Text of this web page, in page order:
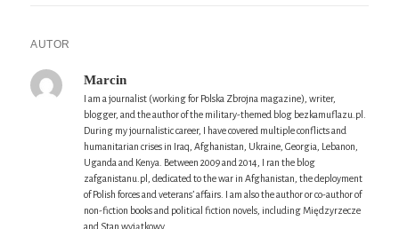
AUTOR
Marcin
I am a journalist (working for Polska Zbrojna magazine), writer,
blogger, and the author of the military-themed blog bezkamuflazu.pl.
During my journalistic career, I have covered multiple conflicts and
humanitarian crises in Iraq, Afghanistan, Ukraine, Georgia, Lebanon,
Uganda and Kenya. Between 2009 and 2014, I ran the blog
zafganistanu.pl, dedicated to the war in Afghanistan, the deployment
of Polish forces and veterans’ affairs. I am also the author or co-author of
non-fiction books and political fiction novels, including Międzyrzecze
and Stan wyjątkowy.